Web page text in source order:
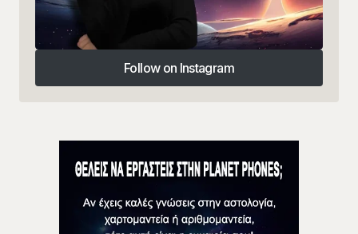
Follow on Instagram
Follow on Instagram